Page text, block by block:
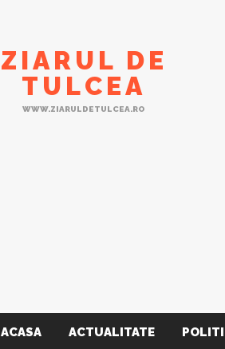
ZIARUL DE
TULCEA
WWW.ZIARULDETULCEA.RO
ACASA ACTUALITATE